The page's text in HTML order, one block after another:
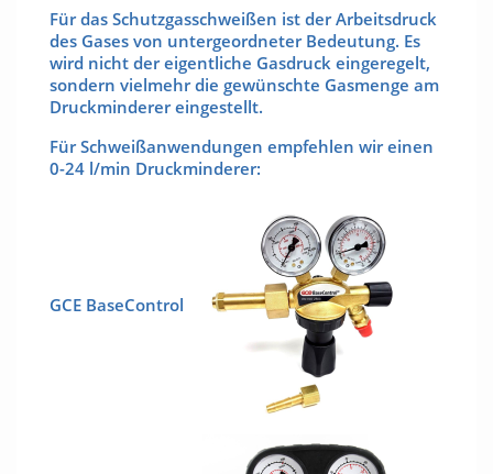
Für das Schutzgasschweißen ist der Arbeitsdruck
des Gases von untergeordneter Bedeutung. Es
wird nicht der eigentliche Gasdruck eingeregelt,
sondern vielmehr die gewünschte Gasmenge am
Druckminderer eingestellt.
Für Schweißanwendungen empfehlen wir einen
0-24 l/min Druckminderer:
GCE BaseControl